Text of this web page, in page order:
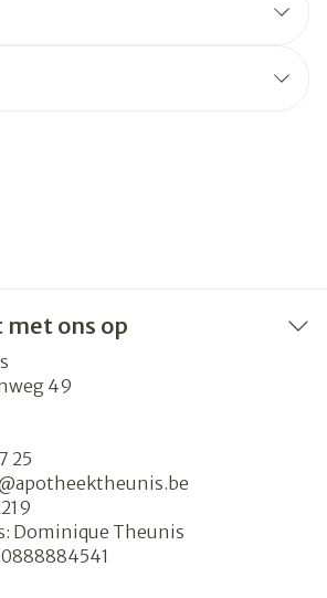
met ons op
49
25
apotheektheunis.be
Dominique Theunis